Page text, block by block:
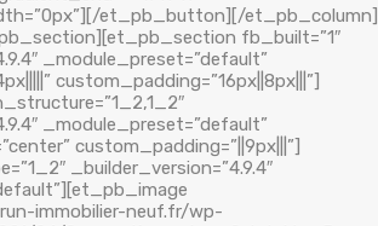
et_pb_button][/et_pb_column]
fb_built=”1″
_module_preset=”default”
custom_padding=”16px||8px|||”]
_module_preset=”default”
custom_padding=”||9px|||”]
_builder_version=”4.9.4″
immobilier-neuf.fr/wp-